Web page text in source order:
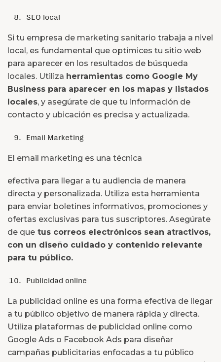
SEO local
Si tu empresa de marketing sanitario trabaja a nivel
local, es fundamental que optimices tu sitio web
para aparecer en los resultados de búsqueda
locales. Utiliza herramientas como Google My
Business para aparecer en los mapas y listados
locales, y asegúrate de que tu información de
contacto y ubicación es precisa y actualizada.
Email Marketing
El email marketing es una técnica
efectiva para llegar a tu audiencia de manera
directa y personalizada. Utiliza esta herramienta
para enviar boletines informativos, promociones y
ofertas exclusivas para tus suscriptores. Asegúrate
de que tus correos electrónicos sean atractivos,
con un diseño cuidado y contenido relevante
para tu público.
Publicidad online
La publicidad online es una forma efectiva de llegar
a tu público objetivo de manera rápida y directa.
Utiliza plataformas de publicidad online como
Google Ads o Facebook Ads para diseñar
campañas publicitarias enfocadas a tu público